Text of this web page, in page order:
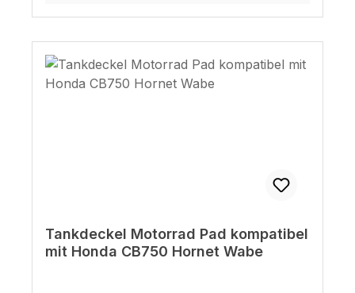
Tankdeckel Motorrad Pad kompatibel
mit Honda CB750 Hornet Wabe